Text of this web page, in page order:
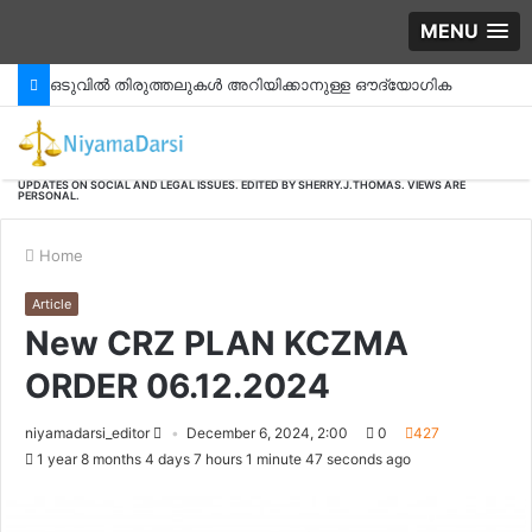
MENU
ഒടുവിൽ തിരുത്തലുകൾ അറിയിക്കാനുള്ള ഔദ്യോഗിക
നടപടിക്രമങ്ങൾ തദ്ദേശ ഭരണകൂടങ്ങൾക്ക് ലഭിച്ചു തുടങ്ങി.#CRZ_MA_
UPDATES ON SOCIAL AND LEGAL ISSUES. EDITED BY SHERRY.J.THOMAS. VIEWS ARE
PERSONAL.
Home
Article
New CRZ PLAN KCZMA
ORDER 06.12.2024
niyamadarsi_editor December 6, 2024, 2:00 0
427
1 year 8 months 4 days 7 hours 1 minute 47 seconds ago